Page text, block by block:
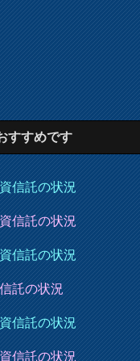
すすめです
信託の状況
信託の状況
信託の状況
託の状況
信託の状況
信託の状況